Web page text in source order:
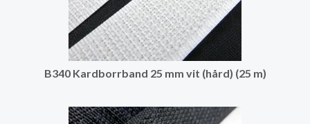
B340 Kardborrband 25 mm vit (hård) (25 m)